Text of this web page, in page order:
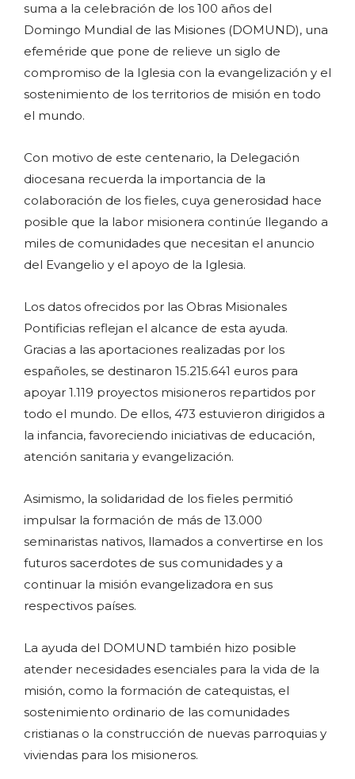
suma a la celebración de los 100 años del
Domingo Mundial de las Misiones (DOMUND), una
efeméride que pone de relieve un siglo de
compromiso de la Iglesia con la evangelización y el
sostenimiento de los territorios de misión en todo
el mundo.
Con motivo de este centenario, la Delegación
diocesana recuerda la importancia de la
colaboración de los fieles, cuya generosidad hace
posible que la labor misionera continúe llegando a
miles de comunidades que necesitan el anuncio
del Evangelio y el apoyo de la Iglesia.
Los datos ofrecidos por las Obras Misionales
Pontificias reflejan el alcance de esta ayuda.
Gracias a las aportaciones realizadas por los
españoles, se destinaron 15.215.641 euros para
apoyar 1.119 proyectos misioneros repartidos por
todo el mundo. De ellos, 473 estuvieron dirigidos a
la infancia, favoreciendo iniciativas de educación,
atención sanitaria y evangelización.
Asimismo, la solidaridad de los fieles permitió
impulsar la formación de más de 13.000
seminaristas nativos, llamados a convertirse en los
futuros sacerdotes de sus comunidades y a
continuar la misión evangelizadora en sus
respectivos países.
La ayuda del DOMUND también hizo posible
atender necesidades esenciales para la vida de la
misión, como la formación de catequistas, el
sostenimiento ordinario de las comunidades
cristianas o la construcción de nuevas parroquias y
viviendas para los misioneros.